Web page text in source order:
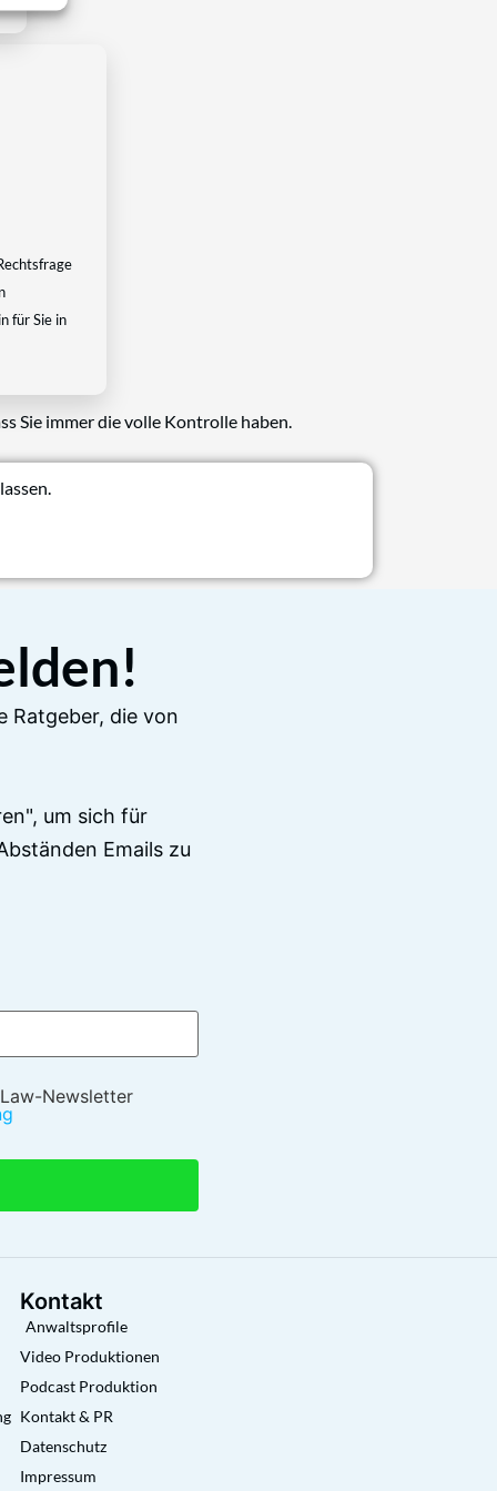
für Sie in
Sie immer die volle Kontrolle haben.
Ratgeber, die von
um sich für
Emails zu
Newsletter
Kontakt
Anwaltsprofile
Video Produktionen
Podcast Produktion
Kontakt & PR
Datenschutz
Impressum